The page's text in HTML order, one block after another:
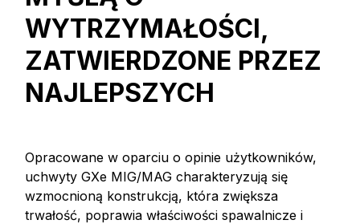
WYTRZYMAŁOŚCI,
ZATWIERDZONE PRZEZ
NAJLEPSZYCH
Opracowane w oparciu o opinie użytkowników,
uchwyty GXe MIG/MAG charakteryzują się
wzmocnioną konstrukcją, która zwiększa
trwałość, poprawia właściwości spawalnicze i